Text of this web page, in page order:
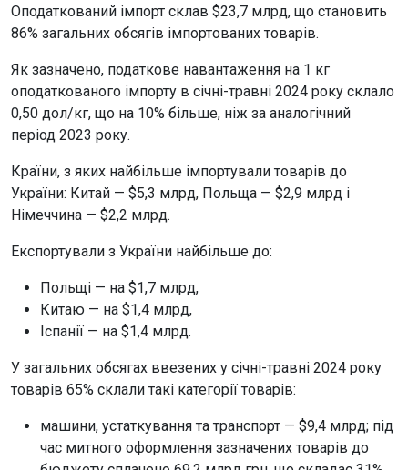
Оподаткований імпорт склав $23,7 млрд, що становить
86% загальних обсягів імпортованих товарів.
Як зазначено, податкове навантаження на 1 кг
оподаткованого імпорту в січні-травні 2024 року склало
0,50 дол/кг, що на 10% більше, ніж за аналогічний
період 2023 року.
Країни, з яких найбільше імпортували товарів до
України: Китай — $5,3 млрд, Польща — $2,9 млрд і
Німеччина — $2,2 млрд.
Експортували з України найбільше до:
Польщі — на $1,7 млрд,
Китаю — на $1,4 млрд,
Іспанії — на $1,4 млрд.
У загальних обсягах ввезених у січні-травні 2024 року
товарів 65% склали такі категорії товарів:
машини, устаткування та транспорт — $9,4 млрд; під
час митного оформлення зазначених товарів до